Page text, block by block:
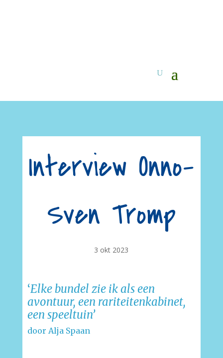
Interview Onno-
Sven Tromp
3 okt 2023
‘Elke bundel zie ik als een
avontuur, een rariteitenkabinet,
een speeltuin’
door Alja Spaan